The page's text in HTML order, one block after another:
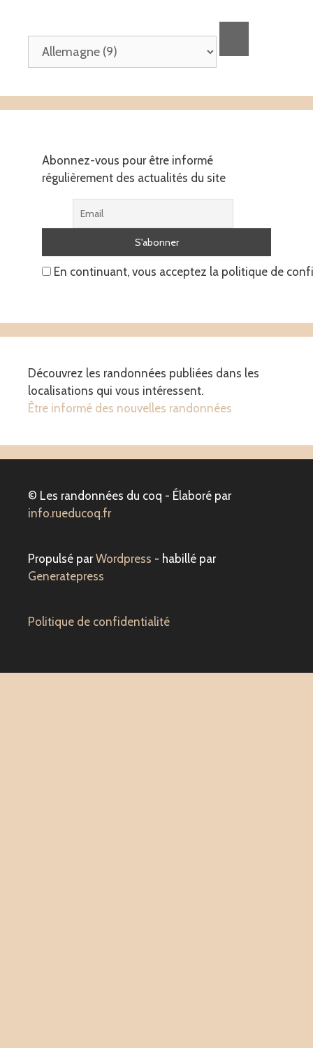
Abonnez-vous pour être informé
régulièrement des actualités du site
En continuant, vous acceptez la politique de
Découvrez les randonnées publiées dans les
localisations qui vous intéressent.
Être informé des nouvelles randonnées
© Les randonnées du coq - Élaboré par
info.rueducoq.fr
Propulsé parWordpress - habillé par
Generatepress
Politique de confidentialité